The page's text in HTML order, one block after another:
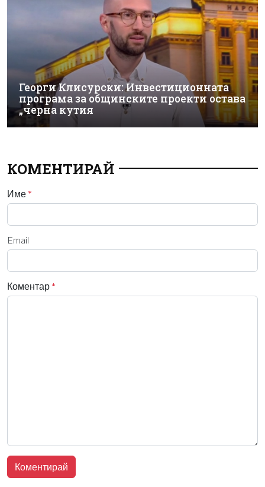
Георги Клисурски: Инвестиционната
програма за общинските проекти остава
„черна кутия
КОМЕНТИРАЙ
Име *
Email
Коментар *